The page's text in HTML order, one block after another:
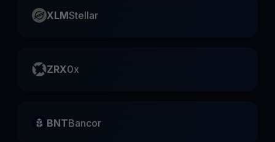
XLMStellar
ZRX0x
BNTBancor